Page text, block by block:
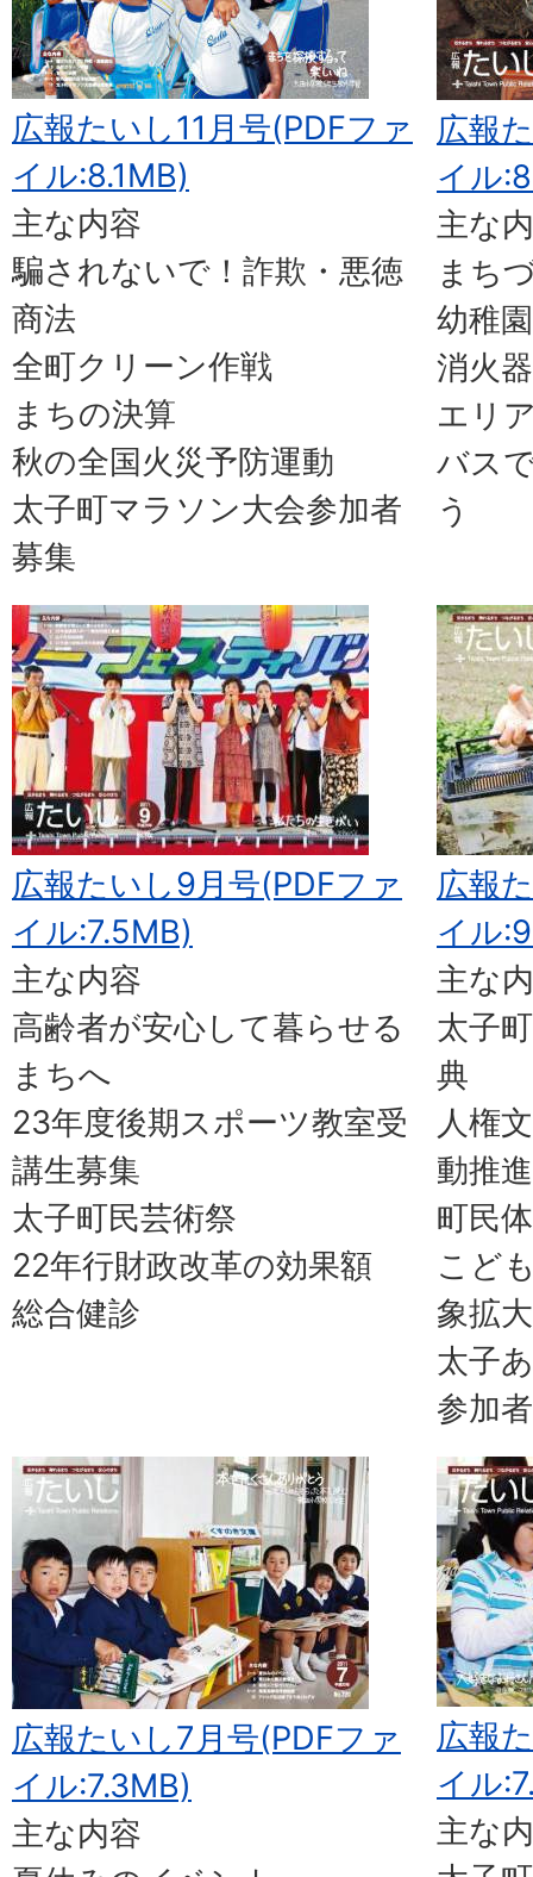
広報たいし11月号(PDFファ
イル:8.1MB)
主な内容
騙されないで！詐欺・悪徳
商法
全町クリーン作戦
まちの決算
秋の全国火災予防運動
太子町マラソン大会参加者
募集
広報
イル
主な
まち
幼稚
消火
エリ
バス
う
広報たいし9月号(PDFファ
イル:7.5MB)
主な内容
高齢者が安心して暮らせる
まちへ
23年度後期スポーツ教室受
講生募集
太子町民芸術祭
22年行財政改革の効果額
総合健診
広報
イル
主な
太子
典
人権
動推
町民
こど
象拡大
太子
参加
広報たいし7月号(PDFファ
イル:7.3MB)
主な内容
広報
イル
主な